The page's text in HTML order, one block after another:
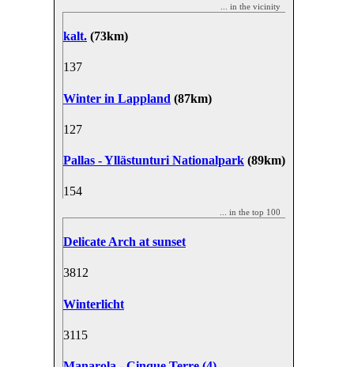
... in the vicinity
kalt. (73km)
137
Winter in Lappland (87km)
127
Pallas - Yllästunturi Nationalpark (89km)
154
... in the top 100
Delicate Arch at sunset
3812
Winterlicht
3115